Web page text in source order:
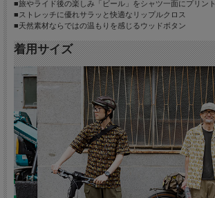
■旅やライド後の楽しみ「ビール」をシャツ一面にプリント
■ストレッチに優れサラッと快適なリップルクロス
■天然素材ならではの温もりを感じるウッドボタン
着用サイズ